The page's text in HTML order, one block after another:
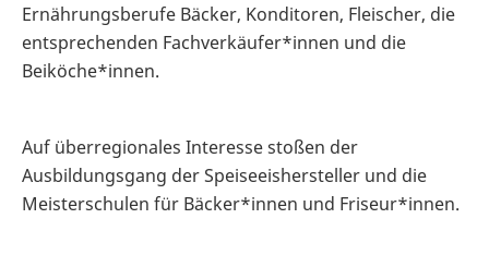
Ernährungsberufe Bäcker, Konditoren, Fleischer, die
entsprechenden Fachverkäufer*innen und die
Beiköche*innen.
Auf überregionales Interesse stoßen der
Ausbildungsgang der Speiseeishersteller und die
Meisterschulen für Bäcker*innen und Friseur*innen.